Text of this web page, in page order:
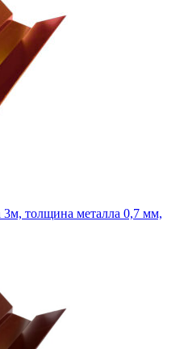
толщина металла 0,7 мм,